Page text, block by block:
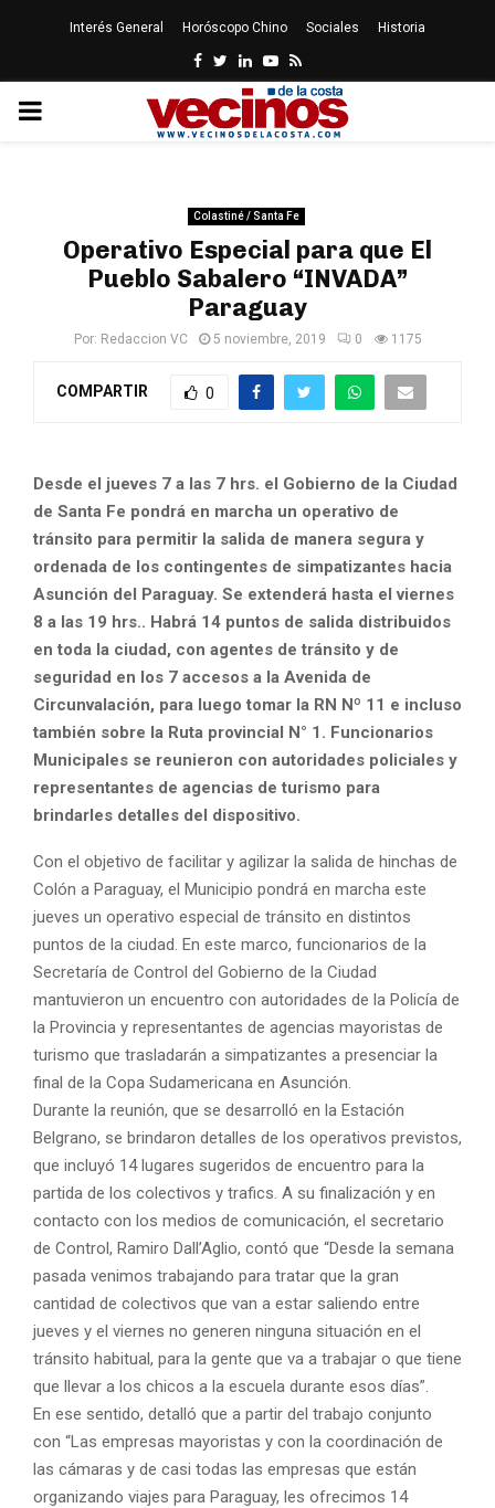
Interés General Horóscopo Chino Sociales Historia
Facebook
Twitter
LinkedinYoutube
Rss
PRIMARY
Colastiné / Santa Fe
Operativo Especial para que El
Pueblo Sabalero “INVADA”
Paraguay
Por: Redaccion VC 5 noviembre, 2019 0 1175
COMPARTIR 0
Desde el jueves 7 a las 7 hrs. el Gobierno de la Ciudad
de Santa Fe pondrá en marcha un operativo de
tránsito para permitir la salida de manera segura y
ordenada de los contingentes de simpatizantes hacia
Asunción del Paraguay. Se extenderá hasta el viernes
8 a las 19 hrs.. Habrá 14 puntos de salida distribuidos
en toda la ciudad, con agentes de tránsito y de
seguridad en los 7 accesos a la Avenida de
Circunvalación, para luego tomar la RN Nº 11 e incluso
también sobre la Ruta provincial N° 1. Funcionarios
Municipales se reunieron con autoridades policiales y
representantes de agencias de turismo para
brindarles detalles del dispositivo.
Con el objetivo de facilitar y agilizar la salida de hinchas de
Colón a Paraguay, el Municipio pondrá en marcha este
jueves un operativo especial de tránsito en distintos
puntos de la ciudad. En este marco, funcionarios de la
Secretaría de Control del Gobierno de la Ciudad
mantuvieron un encuentro con autoridades de la Policía de
la Provincia y representantes de agencias mayoristas de
turismo que trasladarán a simpatizantes a presenciar la
final de la Copa Sudamericana en Asunción.
Durante la reunión, que se desarrolló en la Estación
Belgrano, se brindaron detalles de los operativos previstos,
que incluyó 14 lugares sugeridos de encuentro para la
partida de los colectivos y trafics. A su finalización y en
contacto con los medios de comunicación, el secretario
de Control, Ramiro Dall’Aglio, contó que “Desde la semana
pasada venimos trabajando para tratar que la gran
cantidad de colectivos que van a estar saliendo entre
jueves y el viernes no generen ninguna situación en el
tránsito habitual, para la gente que va a trabajar o que tiene
que llevar a los chicos a la escuela durante esos días”.
En ese sentido, detalló que a partir del trabajo conjunto
con “Las empresas mayoristas y con la coordinación de
las cámaras y de casi todas las empresas que están
organizando viajes para Paraguay, les ofrecimos 14